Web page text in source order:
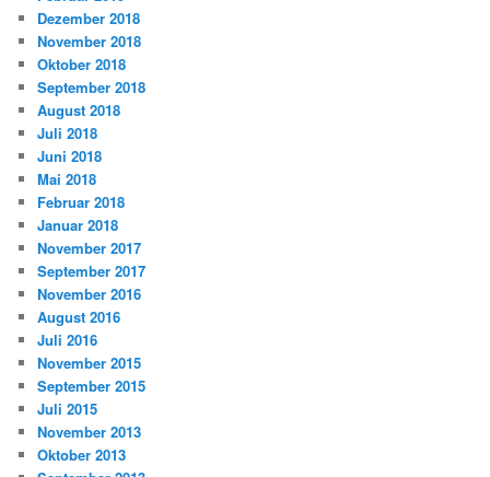
Dezember 2018
November 2018
Oktober 2018
September 2018
August 2018
Juli 2018
Juni 2018
Mai 2018
Februar 2018
Januar 2018
November 2017
September 2017
November 2016
August 2016
Juli 2016
November 2015
September 2015
Juli 2015
November 2013
Oktober 2013